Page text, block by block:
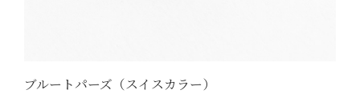
ブルートパーズ（スイスカラー）